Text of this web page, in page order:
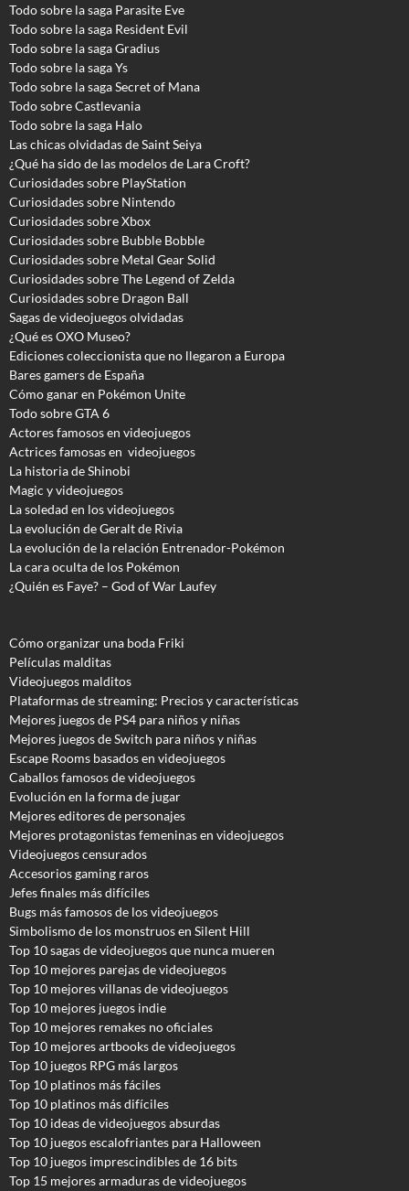
Todo sobre la saga Parasite Eve
Todo sobre la saga Resident Evil
Todo sobre la saga Gradius
Todo sobre la saga Ys
Todo sobre la saga Secret of Mana
Todo sobre Castlevania
Todo sobre la saga Halo
Las chicas olvidadas de Saint Seiya
¿Qué ha sido de las modelos de Lara Croft?
Curiosidades sobre PlayStation
Curiosidades sobre Nintendo
Curiosidades sobre Xbox
Curiosidades sobre Bubble Bobble
Curiosidades sobre Metal Gear Solid
Curiosidades sobre The Legend of Zelda
Curiosidades sobre Dragon Ball
Sagas de videojuegos olvidadas
¿Qué es OXO Museo?
Ediciones coleccionista que no llegaron a Europa
Bares gamers de España
Cómo ganar en Pokémon Unite
Todo sobre GTA 6
Actores famosos en videojuegos
Actrices famosas en videojuegos
La historia de Shinobi
Magic y videojuegos
La soledad en los videojuegos
La evolución de Geralt de Rivia
La evolución de la relación Entrenador-Pokémon
La cara oculta de los Pokémon
¿Quién es Faye? – God of War Laufey
Cómo organizar una boda Friki
Películas malditas
Videojuegos malditos
Plataformas de streaming: Precios y características
Mejores juegos de PS4 para niños y niñas
Mejores juegos de Switch para niños y niñas
Escape Rooms basados en videojuegos
Caballos famosos de videojuegos
Evolución en la forma de jugar
Mejores editores de personajes
Mejores protagonistas femeninas en videojuegos
Videojuegos censurados
Accesorios gaming raros
Jefes finales más difíciles
Bugs más famosos de los videojuegos
Simbolismo de los monstruos en Silent Hill
Top 10 sagas de videojuegos que nunca mueren
Top 10 mejores parejas de videojuegos
Top 10 mejores villanas de videojuegos
Top 10 mejores juegos indie
Top 10 mejores remakes no oficiales
Top 10 mejores artbooks de videojuegos
Top 10 juegos RPG más largos
Top 10 platinos más fáciles
Top 10 platinos más difíciles
Top 10 ideas de videojuegos absurdas
Top 10 juegos escalofriantes para Halloween
Top 10 juegos imprescindibles de 16 bits
Top 15 mejores armaduras de videojuegos